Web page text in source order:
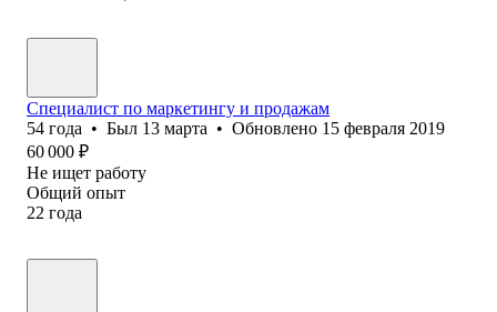
Специалист по маркетингу и продажам
54 года • Был 13 марта • Обновлено 15 февраля 2019
60 000 ₽
Не ищет работу
Общий опыт
22 года